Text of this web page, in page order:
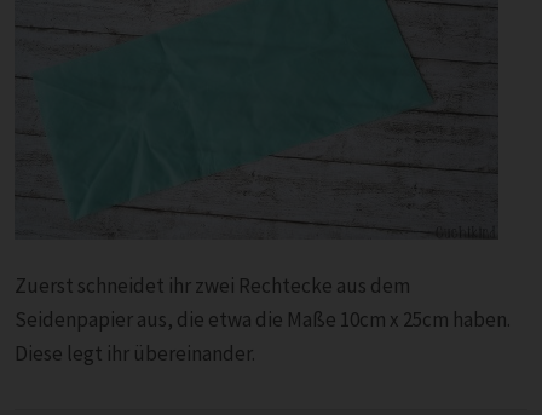
Zuerst schneidet ihr zwei Rechtecke aus dem
Seidenpapier aus, die etwa die Maße 10cm x 25cm haben.
Diese legt ihr übereinander.